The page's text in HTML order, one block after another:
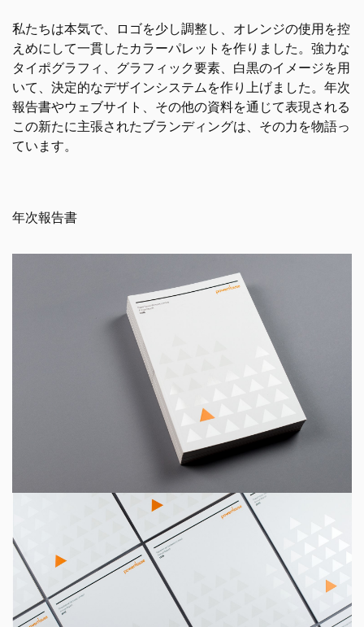
私たちは本気で、ロゴを少し調整し、オレンジの使用を控
えめにして一貫したカラーパレットを作りました。強力な
タイポグラフィ、グラフィック要素、白黒のイメージを用
いて、決定的なデザインシステムを作り上げました。年次
報告書やウェブサイト、その他の資料を通じて表現される
この新たに主張されたブランディングは、その力を物語っ
ています。
年次報告書